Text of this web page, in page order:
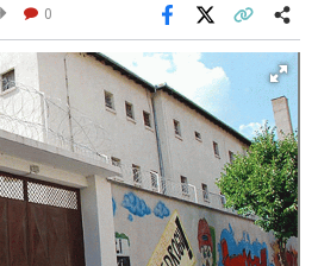
0
Facebook